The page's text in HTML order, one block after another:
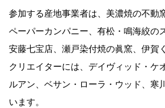
参加する産地事業者は、美濃焼の不動
ペーパーカンパニー、有松・鳴海絞の
安藤七宝店、瀬戸染付焼の眞窯、伊賀
クリエイターには、デイヴィッド・ケ
ルアン、ベサン・ローラ・ウッド、寒
います。